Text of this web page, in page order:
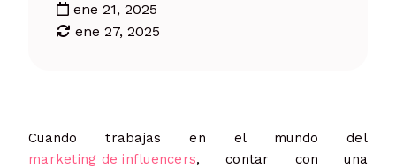
ene 21, 2025
ene 27, 2025
Cuando trabajas en el mundo del
marketing de influencers, contar con una